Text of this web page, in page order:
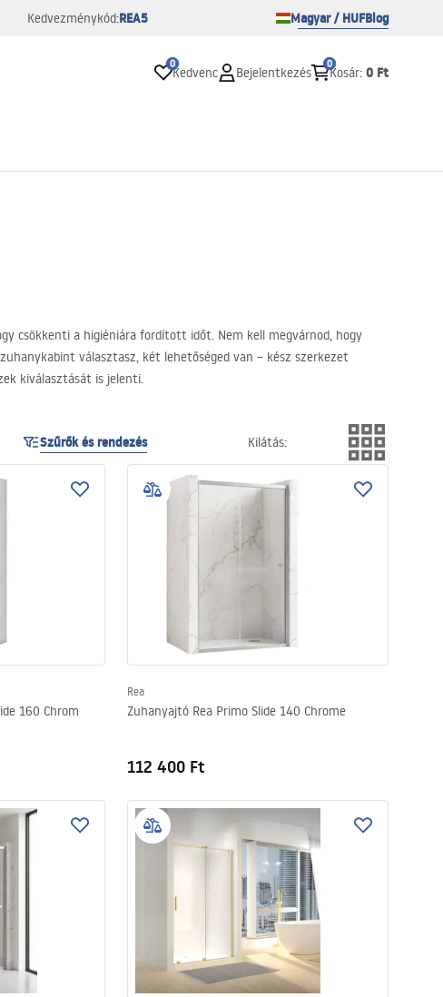
Kedvezménykód:REA5 Magyar / HUFBlog
0
Kedvenc Bejelentkezés
0
Kosár: 0 Ft
csökkenti a higiéniára fordított időt. Nem kell megvárnod, hogy
választasz, két lehetőséged van – kész szerkezet
kiválasztását is jelenti.
Szűrők és rendezés Kilátás:
160 Chrom
Rea
Zuhanyajtó Rea Primo Slide 140 Chrome
112 400 Ft